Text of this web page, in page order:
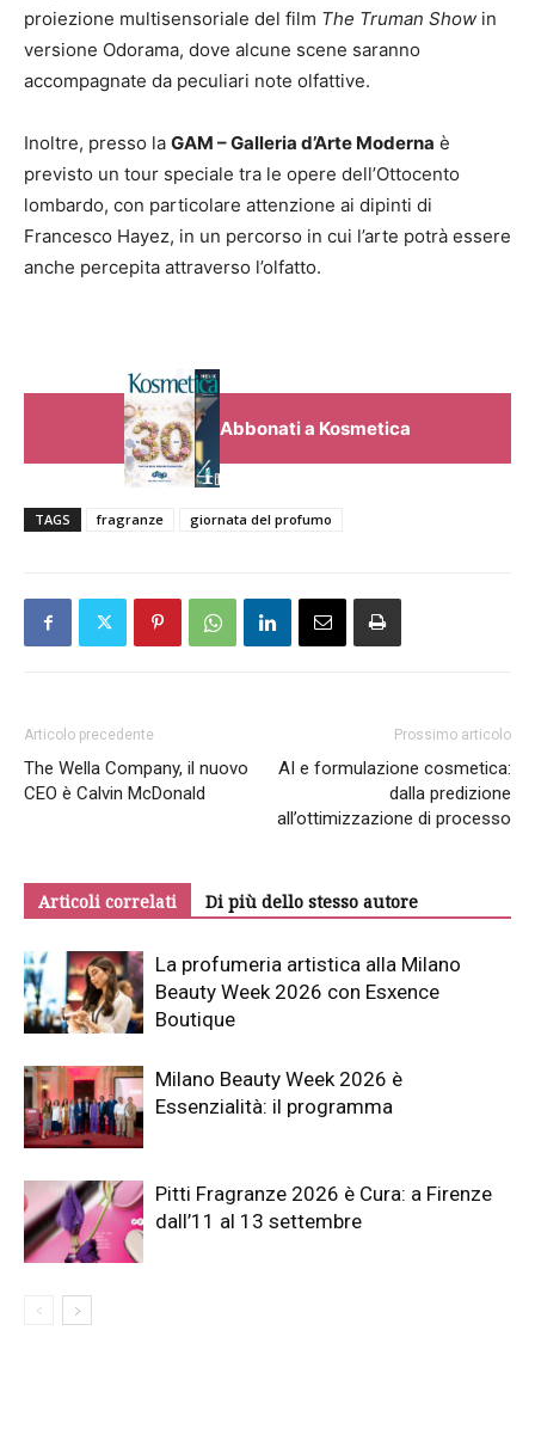
proiezione multisensoriale del film The Truman Show in
versione Odorama, dove alcune scene saranno
accompagnate da peculiari note olfattive.
Inoltre, presso la GAM – Galleria d’Arte Moderna è
previsto un tour speciale tra le opere dell’Ottocento
lombardo, con particolare attenzione ai dipinti di
Francesco Hayez, in un percorso in cui l’arte potrà essere
anche percepita attraverso l’olfatto.
Abbonati a Kosmetica
TAGS fragranze giornata del profumo
Articolo precedente
The Wella Company, il nuovo
CEO è Calvin McDonald
Prossimo articolo
AI e formulazione cosmetica:
dalla predizione
all’ottimizzazione di processo
Articoli correlati Di più dello stesso autore
La profumeria artistica alla Milano
Beauty Week 2026 con Esxence
Boutique
Milano Beauty Week 2026 è
Essenzialità: il programma
Pitti Fragranze 2026 è Cura: a Firenze
dall’11 al 13 settembre